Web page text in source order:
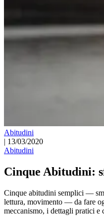
Abitudini
| 13/03/2020
Abitudini
Cinque Abitudini:
Cinque abitudini semplici —
lettura, movimento — da fare
meccanismo, i dettagli pratici e